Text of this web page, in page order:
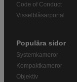
Code of Conduct
Visselblåsarportal
Populära sidor
Systemkameror
Kompaktkameror
Objektiv